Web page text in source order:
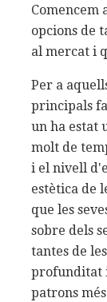
Comencem
opcions de
al mercat i
Per a
principals
un ha estat
molt de
i el nivell
estètica de
que les
sobre dels
tantes de
profunditat
patrons